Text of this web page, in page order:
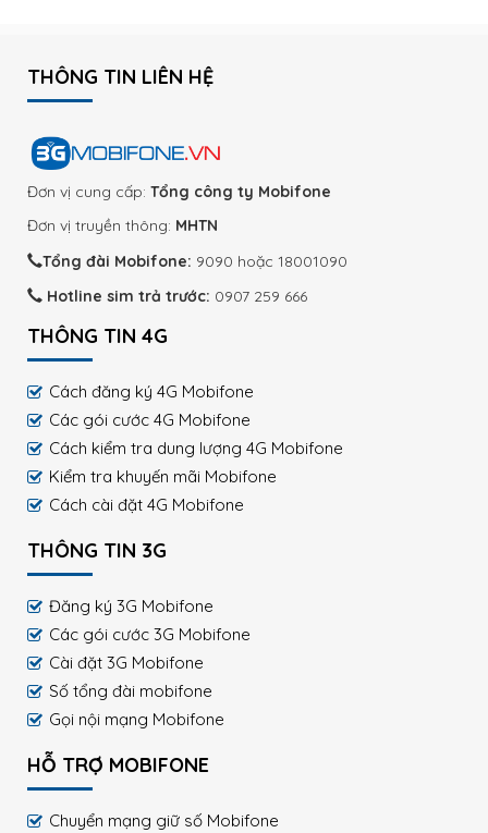
THÔNG TIN LIÊN HỆ
Đơn vị cung cấp: Tổng công ty Mobifone
Đơn vị truyền thông: MHTN
Tổng đài Mobifone: 9090 hoặc 18001090
Hotline sim trả trước: 0907 259 666
THÔNG TIN 4G
Cách đăng ký 4G Mobifone
Các gói cước 4G Mobifone
Cách kiểm tra dung lượng 4G Mobifone
Kiểm tra khuyến mãi Mobifone
Cách cài đặt 4G Mobifone
THÔNG TIN 3G
Đăng ký 3G Mobifone
Các gói cước 3G Mobifone
Cài đặt 3G Mobifone
Số tổng đài mobifone
Gọi nội mạng Mobifone
HỖ TRỢ MOBIFONE
Chuyển mạng giữ số Mobifone